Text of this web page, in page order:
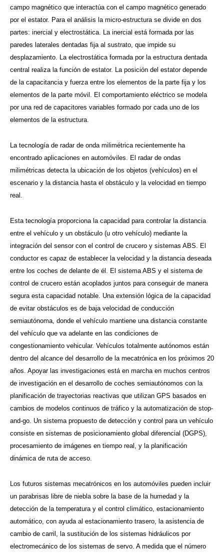
campo magnético que interactúa con el campo magnético generado
por el estator. Para el análisis la micro-estructura se divide en dos
partes: inercial y electrostática. La inercial está formada por las
paredes laterales dentadas fija al sustrato, que impide su
desplazamiento. La electrostática formada por la estructura dentada
central realiza la función de estator. La posición del estator depende
de la capacitancia y fuerza entre los elementos de la parte fija y los
elementos de la parte móvil. El comportamiento eléctrico se modela
por una red de capacitores variables formado por cada uno de los
elementos de la estructura.
La tecnología de radar de onda milimétrica recientemente ha
encontrado aplicaciones en automóviles. El radar de ondas
milimétricas detecta la ubicación de los objetos (vehículos) en el
escenario y la distancia hasta el obstáculo y la velocidad en tiempo
real.
Esta tecnología proporciona la capacidad para controlar la distancia
entre el vehículo y un obstáculo (u otro vehículo) mediante la
integración del sensor con el control de crucero y sistemas ABS. El
conductor es capaz de establecer la velocidad y la distancia deseada
entre los coches de delante de él. El sistema ABS y el sistema de
control de crucero están acoplados juntos para conseguir de manera
segura esta capacidad notable. Una extensión lógica de la capacidad
de evitar obstáculos es de baja velocidad de conducción
semiautónoma, donde el vehículo mantiene una distancia constante
del vehículo que va adelante en las condiciones de
congestionamiento vehicular. Vehículos totalmente autónomos están
dentro del alcance del desarrollo de la mecatrónica en los próximos 20
años. Apoyar las investigaciones está en marcha en muchos centros
de investigación en el desarrollo de coches semiautónomos con la
planificación de trayectorias reactivas que utilizan GPS basados en
cambios de modelos continuos de tráfico y la automatización de stop-
and-go. Un sistema propuesto de detección y control para un vehículo
consiste en sistemas de posicionamiento global diferencial (DGPS),
procesamiento de imágenes en tiempo real, y la planificación
dinámica de ruta de acceso.
Los futuros sistemas mecatrónicos en los automóviles pueden incluir
un parabrisas libre de niebla sobre la base de la humedad y la
detección de la temperatura y el control climático, estacionamiento
automático, con ayuda al estacionamiento trasero, la asistencia de
cambio de carril, la sustitución de los sistemas hidráulicos por
electromecánico de los sistemas de servo. A medida que el número